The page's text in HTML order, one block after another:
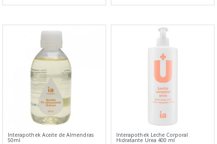
Interapothek Aceite de Almendras
50ml
Interapothek Leche Corporal
Hidratante Urea 400 ml